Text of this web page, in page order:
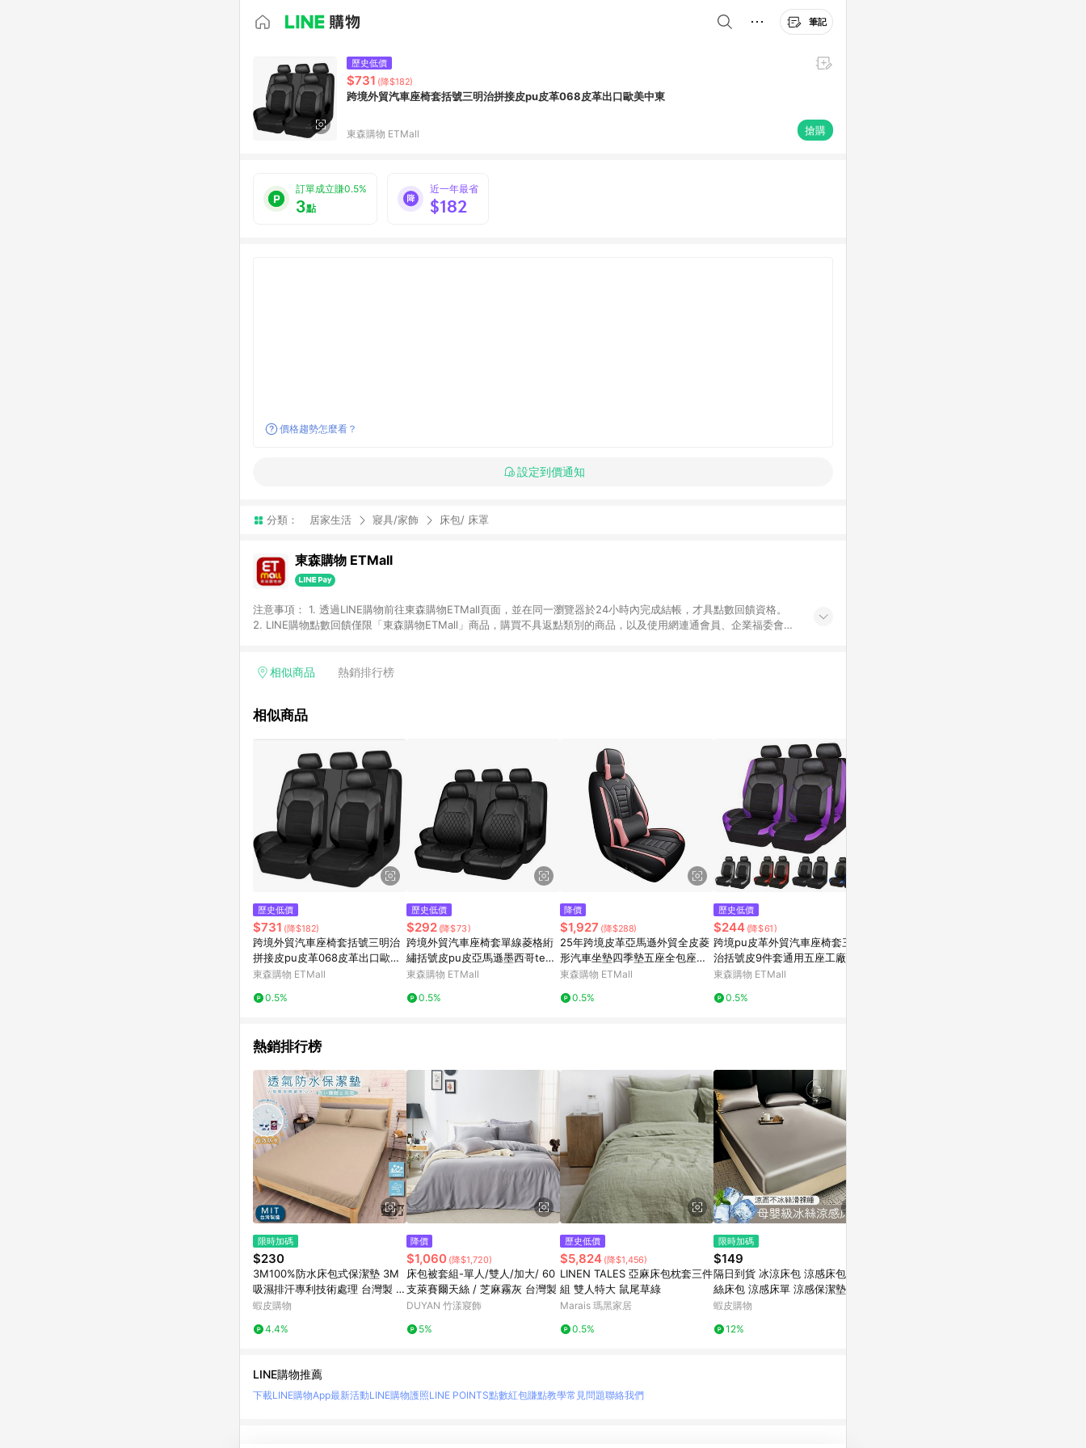
筆記
歷史低價
$731 (降$182)
跨境外貿汽車座椅套括號三明治拼接皮pu皮革068皮革出口歐美中東
東森購物 ETMall 搶購
訂單成立賺0.5%
3點
近一年最省
$182
價格趨勢怎麼看？
設定到價通知
分類： 居家生活 寢具/家飾 床包/ 床罩
東森購物 ETMall
注意事項： 1. 透過LINE購物前往東森購物ETMall頁面，並在同一瀏覽器於24小時內完成結帳，才具點數回饋資格。
2. LINE購物點數回饋僅限「東森購物ETMall」商品，購買不具返點類別的商品，以及使用網連通會員、企業福委會員
「草莓網」全館商品。 4. 如取消訂單、退貨、退款或購物中登出東森購物ETMall，將無法獲得點數回饋。 5. 點數回
面顯示為準。 7. LINE購物設有「單一商品最高回饋點數」機制(特殊活動時開放「回饋無上限」)，以同一訂單中同一
品資料更新會有時間差，如顯示之商品規格、顏色、價位、贈品與東森購物ETMall銷售網頁不符，以銷售網頁標示為
準。 9. 若有贈點爭議，請務必於訂單日期+180天以內至LINE購物客服洽詢；若超過180天(含)以上進行申訴，恕無法
贈點回饋。 10. 部分點數紅包僅限指定商品使用，或不適用於無回饋商品。各點數紅包之適用商品與使用條件請依點數
紅包頁面規則為準。
相似商品 熱銷排行榜
相似商品
歷史低價
$731 (降$182)
跨境外貿汽車座椅套括號三明治
拼接皮pu皮革068皮革出口歐美
中東
東森購物 ETMall
0.5%
歷史低價
$292 (降$73)
跨境外貿汽車座椅套單線菱格絎
繡括號皮pu皮亞馬遜墨西哥tem
u
東森購物 ETMall
0.5%
降價
$1,927 (降$288)
25年跨境皮革亞馬遜外貿全皮菱
形汽車坐墊四季墊五座全包座套
座墊
東森購物 ETMall
0.5%
歷史低價
$244 (降$61)
跨境pu皮革外貿汽車座椅套三明
治括號皮9件套通用五座工廠直銷
東森購物 ETMall
0.5%
熱銷排行榜
限時加碼
$230
3M100%防水床包式保潔墊 3M
吸濕排汗專利技術處理 台灣製 單
人/雙人/加大/特大/床單/床包組/
蝦皮購物
4.4%
降價
$1,060 (降$1,720)
床包被套組-單人/雙人/加大/ 60
支萊賽爾天絲 / 芝麻霧灰 台灣製
DUYAN 竹漾寢飾
5%
歷史低價
$5,824 (降$1,456)
LINEN TALES 亞麻床包枕套三件
組 雙人特大 鼠尾草綠
Marais 瑪黑家居
0.5%
限時加碼
$149
隔日到貨 冰涼床包 涼感床包 冰
絲床包 涼感床單 涼感保潔墊 雙
人床包 素色冰絲床單 單人床包
蝦皮購物
12%
LINE購物推薦
下載LINE購物App最新活動LINE購物護照LINE POINTS點數紅包賺點教學常見問題聯絡我們